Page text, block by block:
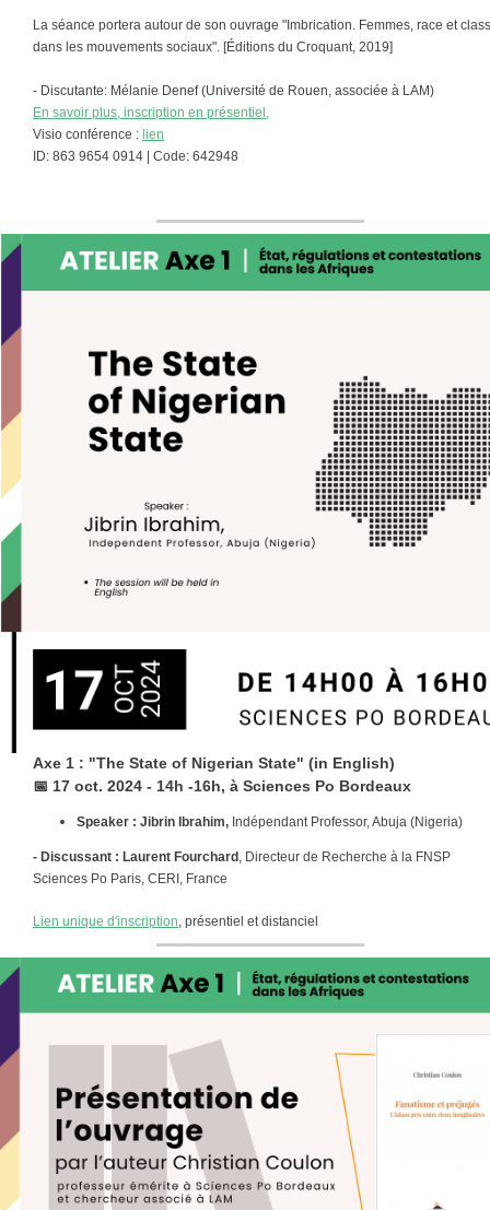
La séance portera autour de son ouvrage "Imbrication. Femmes, race et
dans les mouvements sociaux". [Éditions du Croquant, 2019]
- Discutante: Mélanie Denef (Université de Rouen, associée à LAM)
En savoir plus, inscription en présentiel,
Visio conférence : lien
ID: 863 9654 0914 | Code: 642948
Axe 1 : "The State of Nigerian State" (in English)
📅 17 oct. 2024 - 14h -16h, à Sciences Po Bordeaux
Speaker : Jibrin Ibrahim, Indépendant Professor, Abuja (Nigeria)
- Discussant : Laurent Fourchard , Directeur de Recherche à la FNSP
Sciences Po Paris, CERI, France
Lien unique d'inscription, présentiel et distanciel